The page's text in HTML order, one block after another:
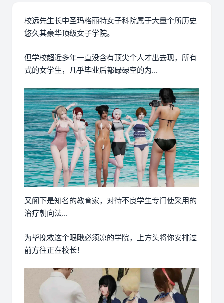
校远先生长中圣玛格丽特女子科院属于大量个所历史
悠久其豪华顶级女子学院。
但学校超近多年一直没含有顶尖个人才出去现，所有
式的女学生，几乎毕业后都碌碌空的为...
又阁下是知名的教育家，对待不良学生专门使采用的
治疗朝向法...
为毕挽救这个眼瞅必须凉的学院，上方头将你安排过
前方往正在校长！